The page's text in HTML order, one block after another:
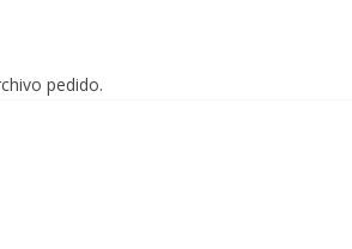
pedido.